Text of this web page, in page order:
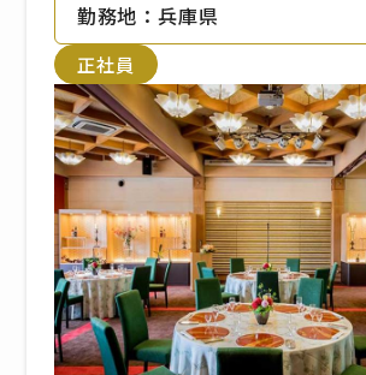
勤務地：兵庫県
正社員